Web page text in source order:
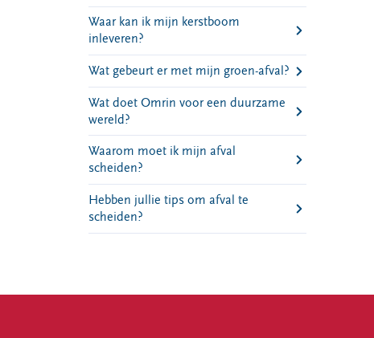
Waar kan ik mijn kerstboom
inleveren?
Wat gebeurt er met mijn groen-afval?
Wat doet Omrin voor een duurzame
wereld?
Waarom moet ik mijn afval
scheiden?
Hebben jullie tips om afval te
scheiden?